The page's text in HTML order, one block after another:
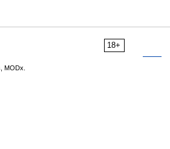
18+
MODx.